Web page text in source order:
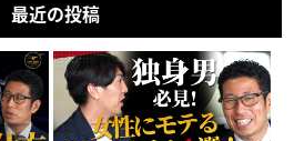
最近の投稿